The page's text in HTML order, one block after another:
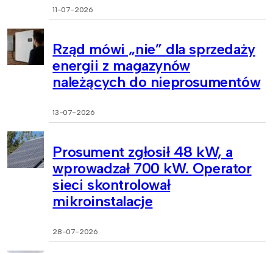
11-07-2026
Rząd mówi „nie” dla sprzedaży
energii z magazynów
należących do nieprosumentów
13-07-2026
Prosument zgłosił 48 kW, a
wprowadzał 700 kW. Operator
sieci skontrolował
mikroinstalacje
28-07-2026